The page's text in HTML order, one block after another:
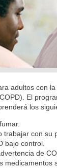
adultos con
El
los
trabajar con su
bajo control.
de
medicamentos